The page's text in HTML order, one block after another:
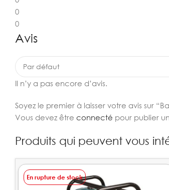
0
0
Avis
Il n’y a pas encore d’avis.
Soyez le premier à laisser votre avis sur
Vous devez être connecté pour publier
Produits qui peuvent vous
En rupture de stock